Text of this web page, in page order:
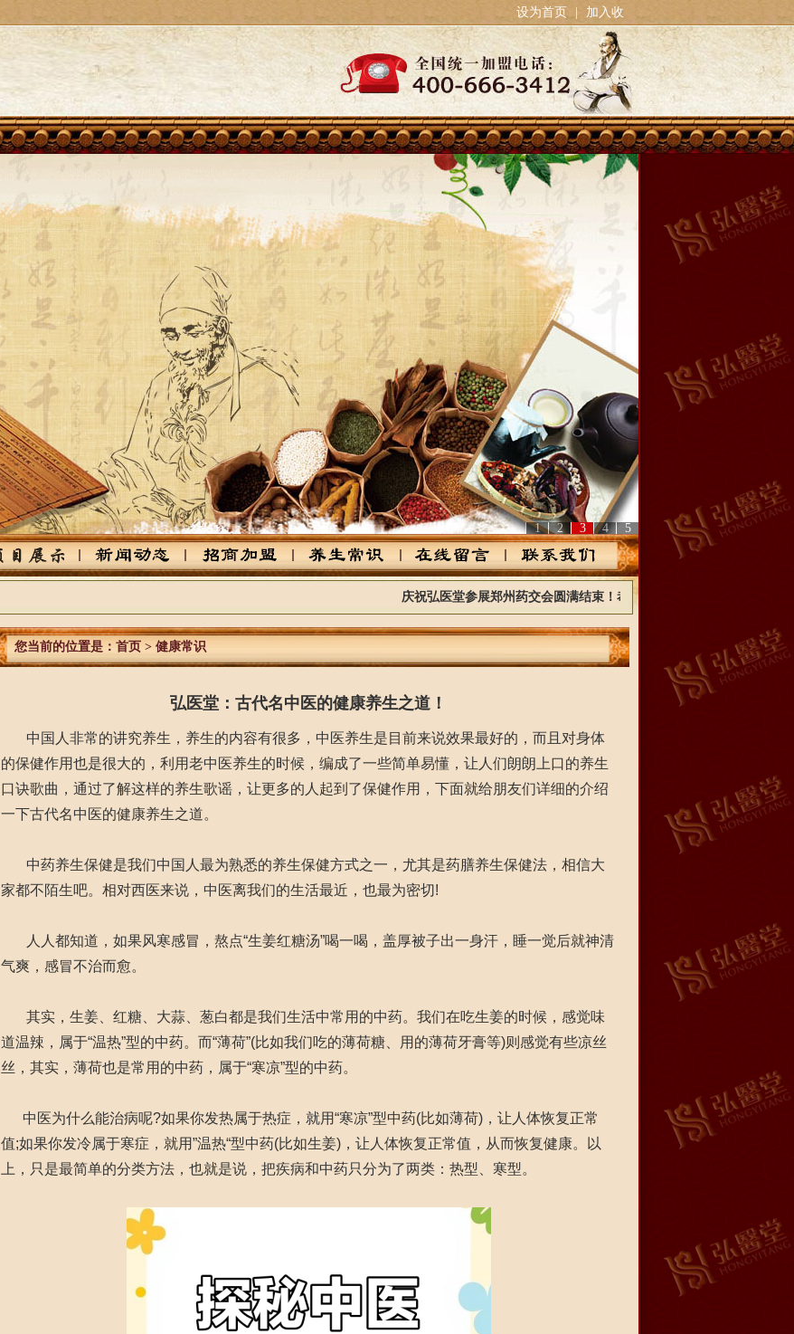
设为首页
加入收
藏
5
4
3
2
1
庆祝弘医堂参展郑州药交会圆满结束！恭喜弘医堂江苏常熟店签约成功，恭
您当前的位置是： 首页 > 健康常识
弘医堂：古代名中医的健康养生之道！
中国人非常的讲究养生，养生的内容有很多，中医养生是目前来说效果最好的，而且对身体
的保健作用也是很大的，利用老中医养生的时候，编成了一些简单易懂，让人们朗朗上口的养生
口诀歌曲，通过了解这样的养生歌谣，让更多的人起到了保健作用，下面就给朋友们详细的介绍
一下古代名中医的健康养生之道。
中药养生保健是我们中国人最为熟悉的养生保健方式之一，尤其是药膳养生保健法，相信大
家都不陌生吧。相对西医来说，中医离我们的生活最近，也最为密切!
人人都知道，如果风寒感冒，熬点“生姜红糖汤”喝一喝，盖厚被子出一身汗，睡一觉后就神清
气爽，感冒不治而愈。
其实，生姜、红糖、大蒜、葱白都是我们生活中常用的中药。我们在吃生姜的时候，感觉味
道温辣，属于“温热”型的中药。而“薄荷”(比如我们吃的薄荷糖、用的薄荷牙膏等)则感觉有些凉丝
丝，其实，薄荷也是常用的中药，属于“寒凉”型的中药。
中医为什么能治病呢?如果你发热属于热症，就用“寒凉”型中药(比如薄荷)，让人体恢复正常
值;如果你发冷属于寒症，就用”温热“型中药(比如生姜)，让人体恢复正常值，从而恢复健康。以
上，只是最简单的分类方法，也就是说，把疾病和中药只分为了两类：热型、寒型。